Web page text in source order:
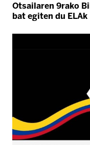
Otsailaren 9rako
bat egiten du ELAk